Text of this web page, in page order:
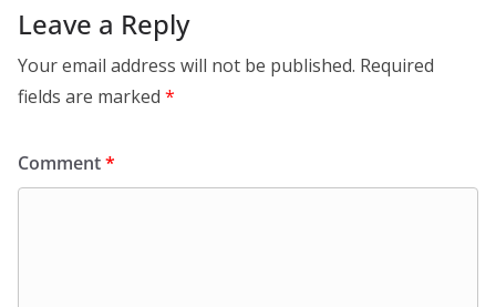
Leave a Reply
Your email address will not be published. Required
fields are marked *
Comment*